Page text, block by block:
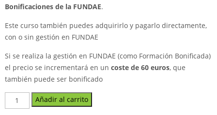
Bonificaciones de la FUNDAE.
Este curso también puedes adquirirlo y pagarlo directamente,
con o sin gestión en FUNDAE
Si se realiza la gestión en FUNDAE (como Formación Bonificada)
el precio se incrementará en un coste de 60 euros, que
también puede ser bonificado
Canal
de
Añadir al carrito